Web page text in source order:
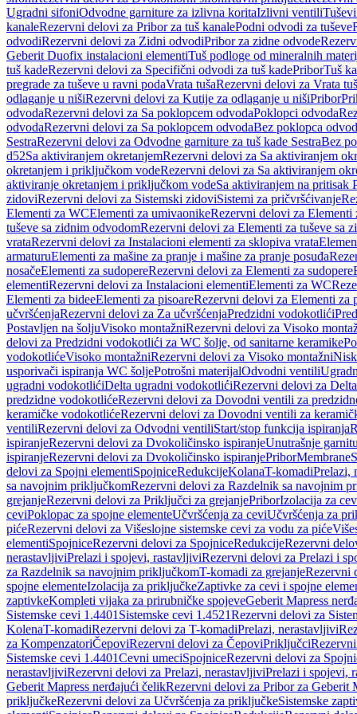
Ugradni sifoniOdvodne garniture za izlivna koritaIzlivni ventili
kanaleRezervni delovi za Pribor za tuš kanalePodni odvodi za tuševe
odvodiRezervni delovi za Zidni odvodiPribor za zidne odvode
Geberit Duofix instalacioni elementiTuš podloge od mineralnih
tuš kadeRezervni delovi za Specifični odvodi za tuš kadePriborTuš
pregrade za tuševe u ravni podaVrata tušaRezervni delovi za Vrata
odlaganje u nišiRezervni delovi za Kutije za odlaganje u nišiPribor
odvodaRezervni delovi za Sa poklopcem odvodaPoklopci odvoda
odvodaRezervni delovi za Sa poklopcem odvodaBez poklopca
SestraRezervni delovi za Odvodne garniture za tuš kade SestraBez
d52Sa aktiviranjem okretanjemRezervni delovi za Sa aktiviranjem
okretanjem i priključkom vodeRezervni delovi za Sa aktiviranjem
aktiviranje okretanjem i priključkom vodeSa aktiviranjem na pritisak
zidoviRezervni delovi za Sistemski zidoviSistemi za pričvršćivanje
Elementi za WCElementi za umivaonikeRezervni delovi za Elementi
tuševe sa zidnim odvodomRezervni delovi za Elementi za tuševe sa
vrataRezervni delovi za Instalacioni elementi za sklopiva vrata
armaturuElementi za mašine za pranje i mašine za pranje posuđa
nosačeElementi za sudopereRezervni delovi za Elementi za sudopere
elementiRezervni delovi za Instalacioni elementiElementi za WC
Elementi za bideeElementi za pisoareRezervni delovi za Elementi za
učvršćenjaRezervni delovi za Za učvršćenjaPredzidni vodokotlići
Postavljen na šoljuVisoko montažniRezervni delovi za Visoko
delovi za Predzidni vodokotlići za WC šolje, od sanitarne keramike
vodokotlićeVisoko montažniRezervni delovi za Visoko montažni
usporivači ispiranja WC šoljePotrošni materijalOdvodni ventili
ugradni vodokotlićiDelta ugradni vodokotlićiRezervni delovi za
predzidne vodokotlićeRezervni delovi za Dovodni ventili za
keramičke vodokotlićeRezervni delovi za Dovodni ventili za
ventiliRezervni delovi za Odvodni ventiliStart/stop funkcija ispiranja
ispiranjeRezervni delovi za Dvokoličinsko ispiranjeUnutrašnje
ispiranjeRezervni delovi za Dvokoličinsko ispiranjePriborMembrane
delovi za Spojni elementiSpojniceRedukcijeKolanaT-komadiPrelazi,
sa navojnim priključkomRezervni delovi za Razdelnik sa navojnim
grejanjeRezervni delovi za Priključci za grejanjePriborIzolacija za
ceviPoklopac za spojne elementeUčvršćenja za ceviUčvršćenja za
pićeRezervni delovi za Višeslojne sistemske cevi za vodu za piće
elementiSpojniceRezervni delovi za SpojniceRedukcijeRezervni
nerastavljiviPrelazi i spojevi, rastavljiviRezervni delovi za Prelazi i
za Razdelnik sa navojnim priključkomT-komadi za grejanjeRezervni
spojne elementeIzolacija za priključkeZaptivke za cevi i spojne
zaptivkeKompleti vijaka za prirubničke spojeveGeberit Mapress
Sistemske cevi 1.4401 Sistemske cevi 1.4521Rezervni delovi za
KolenaT-komadiRezervni delovi za T-komadiPrelazi, nerastavljivi
za KompenzatoriČepoviRezervni delovi za ČepoviPriključci
Sistemske cevi 1.4401Cevni umeciSpojniceRezervni delovi za
nerastavljiviRezervni delovi za Prelazi, nerastavljiviPrelazi i spojevi,
Geberit Mapress nerđajući čelikRezervni delovi za Pribor za Geberit
priključkeRezervni delovi za Učvršćenja za priključkeSistemske